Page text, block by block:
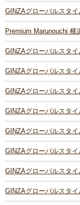
GINZAグローバルスタ
Premium Marunouchi 横
GINZAグローバルスタ
GINZAグローバルスタ
GINZAグローバルスタ
GINZAグローバルスタ
GINZAグローバルスタ
GINZAグローバルスタ
GINZAグローバルスタ
GINZAグローバルスタ